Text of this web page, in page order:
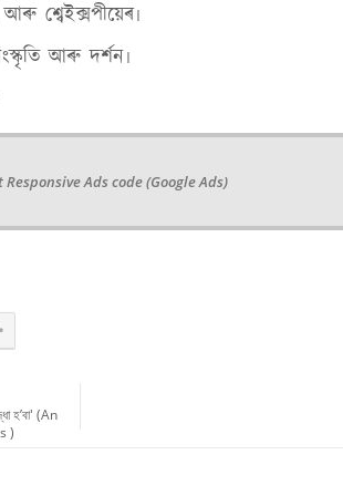
শ্বেইক্সপীয়েৰ৷
আৰু দৰ্শন৷
Responsive Ads code (Google Ads)
হ’বা' (An
)